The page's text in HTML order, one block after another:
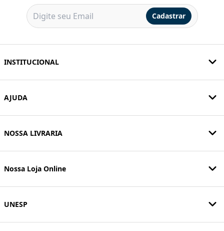
Cadastrar
INSTITUCIONAL
AJUDA
NOSSA LIVRARIA
Nossa Loja Online
UNESP